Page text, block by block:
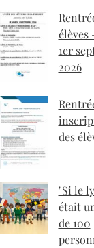
élèves
1er
2026
des
"Si le
était
de 100